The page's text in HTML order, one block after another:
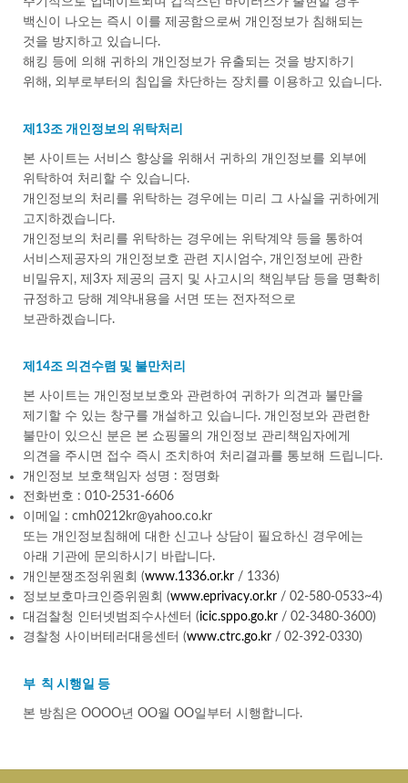
백신이 나오는 즉시 이를 제공함으로써 개인정보가 침해되는
것을 방지하고 있습니다.
해킹 등에 의해 귀하의 개인정보가 유출되는 것을 방지하기
위해, 외부로부터의 침입을 차단하는 장치를 이용하고 있습니다.
제13조 개인정보의 위탁처리
본 사이트는 서비스 향상을 위해서 귀하의 개인정보를 외부에
위탁하여 처리할 수 있습니다.
개인정보의 처리를 위탁하는 경우에는 미리 그 사실을 귀하에게
고지하겠습니다.
개인정보의 처리를 위탁하는 경우에는 위탁계약 등을 통하여
서비스제공자의 개인정보호 관련 지시엄수, 개인정보에 관한
비밀유지, 제3자 제공의 금지 및 사고시의 책임부담 등을 명확히
규정하고 당해 계약내용을 서면 또는 전자적으로
보관하겠습니다.
제14조 의견수렴 및 불만처리
본 사이트는 개인정보보호와 관련하여 귀하가 의견과 불만을
제기할 수 있는 창구를 개설하고 있습니다. 개인정보와 관련한
불만이 있으신 분은 본 쇼핑몰의 개인정보 관리책임자에게
의견을 주시면 접수 즉시 조치하여 처리결과를 통보해 드립니다.
개인정보 보호책임자 성명 : 정명화
전화번호 : 010-2531-6606
이메일 : cmh0212kr@yahoo.co.kr
또는 개인정보침해에 대한 신고나 상담이 필요하신 경우에는
아래 기관에 문의하시기 바랍니다.
개인분쟁조정위원회 (www.1336.or.kr / 1336)
정보보호마크인증위원회 (www.eprivacy.or.kr / 02-580-0533~4)
대검찰청 인터넷범죄수사센터 (icic.sppo.go.kr / 02-3480-3600)
경찰청 사이버테러대응센터 (www.ctrc.go.kr / 02-392-0330)
부 칙 시행일 등
본 방침은 OOOO년 OO월 OO일부터 시행합니다.